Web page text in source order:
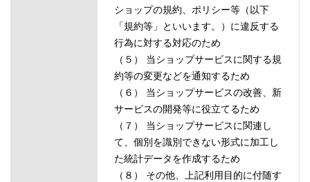
ショップの規約、ポリシー等（以下
「規約等」といいます。）に違反する
行為に対する対応のため
（５） 当ショップサービスに関する規
約等の変更などを通知するため
（６） 当ショップサービスの改善、新
サービスの開発等に役立てるため
（７） 当ショップサービスに関連し
て、個別を識別できない形式に加工し
た統計データを作成するため
（８） その他、上記利用目的に付随す